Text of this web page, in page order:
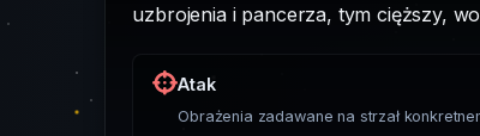
uzbrojenia i pancerza, tym cięższy,
Atak
Obrażenia zadawane na strzał